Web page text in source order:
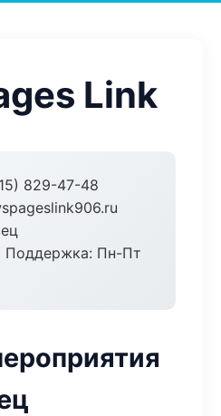
Link
829-47-48
Поддержка: Пн-Пт